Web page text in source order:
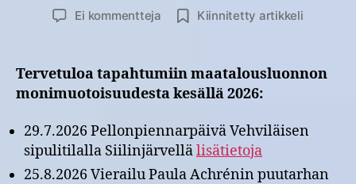
Ei kommenttejaartikkeliin
maatalousluonnon
monimuotoisuus
esillä
ja
näyttelyissä
Kiinnitetty artikkeli
Tervetuloa tapahtumiin maatalousluonnon
monimuotoisuudesta kesällä 2026:
29.7.2026 Pellonpiennarpäivä Vehviläisen
sipulitilalla Siilinjärvellälisätietoja
25.8.2026 Vierailu Paula Achrénin puutarhan